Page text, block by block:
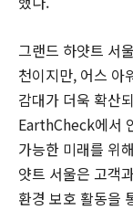
그랜드 하얏트 서
천이지만, 어스 아
감대가 더욱 확산
EarthCheck에서
가능한 미래를 위
얏트 서울은 고객
환경 보호 활동을